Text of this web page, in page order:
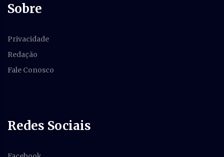
Sobre
Privacidade
Redação
Fale Conosco
Redes Sociais